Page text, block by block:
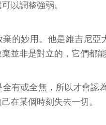
以調整強弱。
的妙用。他是維吉尼
並非是對立的，它們都
有或全無，所以才會
在某個時刻失去一切。